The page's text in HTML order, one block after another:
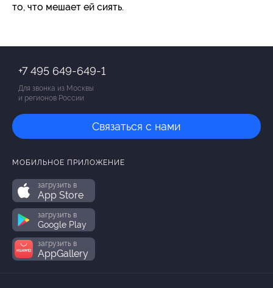
то, что мешает ей сиять.
+7 495 649-649-1
Для звонка из Москвы
и регионов России
Связаться с нами
МОБИЛЬНОЕ ПРИЛОЖЕНИЕ
загрузить в
App Store
загрузить в
Google Play
загрузить в
AppGallery